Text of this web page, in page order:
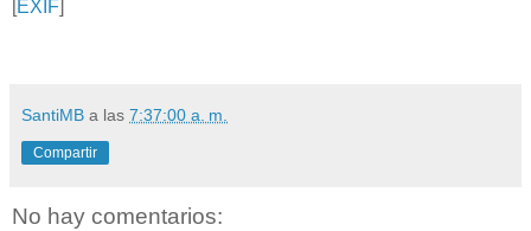
[EXIF]
SantiMB a las 7:37:00 a. m.
Compartir
No hay comentarios: